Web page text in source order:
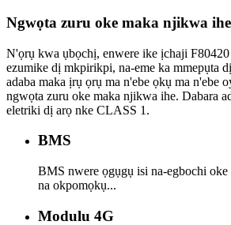
Ngwọta zuru oke maka njikwa ihe
N'ọrụ kwa ụbọchị, enwere ike ịchaji
ezumike dị mkpirikpi, na-eme ka mmepụta
adaba maka ịrụ ọrụ ma n'ebe ọkụ ma n'ebe
ngwọta zuru oke maka njikwa ihe. Dabara
eletriki dị arọ nke CLASS 1.
BMS
BMS nwere ọgụgụ isi na-egbochi
na okpomọkụ...
Modulu 4G